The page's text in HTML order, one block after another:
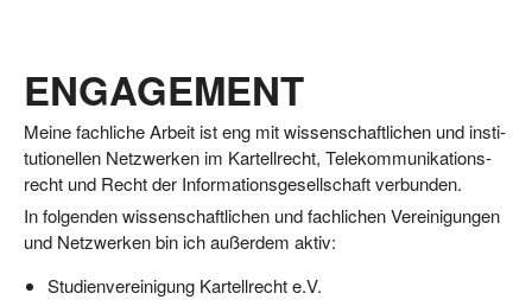
ENGAGEMENT
Mei­ne fach­li­che Arbeit ist eng mit wis­sen­schaft­li­chen und insti­
tu­tio­nel­len Netz­wer­ken im Kar­tell­recht, Tele­kom­mu­ni­ka­ti­ons­
recht und Recht der Infor­ma­ti­ons­ge­sell­schaft verbunden.
In fol­gen­den wis­sen­schaft­li­chen und fach­li­chen Ver­ei­ni­gun­gen
und Netz­wer­ken bin ich außer­dem aktiv:
Stu­di­en­ver­ei­ni­gung Kar­tell­recht e.V.